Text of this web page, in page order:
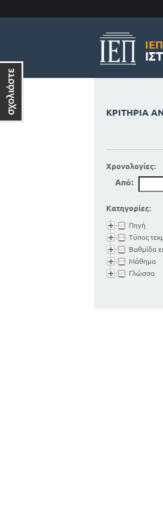
ΙΕΠ
ΚΡΙΤΉΡΙΑ
Χρονολογίες:
Από:
Κατηγορίες:
Πηγή
Τύπος
Βαθμίδα
Μάθημα
Γλώσσα